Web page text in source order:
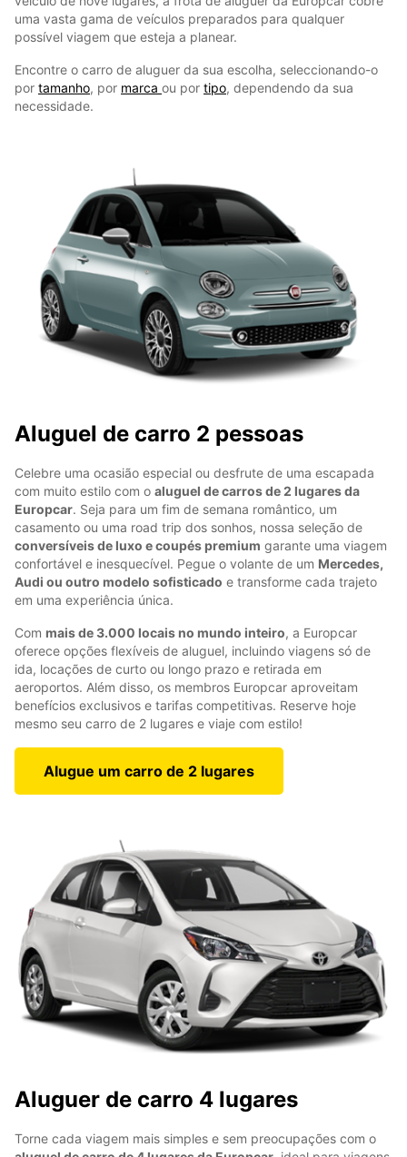
uma vasta gama de veículos preparados para qualquer
possível viagem que esteja a planear.
Encontre o carro de aluguer da sua escolha, seleccionando-o
por tamanho, por marca ou por tipo, dependendo da sua
necessidade.
Aluguel de carro 2 pessoas
Celebre uma ocasião especial ou desfrute de uma escapada
com muito estilo com o aluguel de carros de 2 lugares da
Europcar. Seja para um fim de semana romântico, um
casamento ou uma road trip dos sonhos, nossa seleção de
conversíveis de luxo e coupés premium garante uma viagem
confortável e inesquecível. Pegue o volante de um Mercedes,
Audi ou outro modelo sofisticado e transforme cada trajeto
em uma experiência única.
Com mais de 3.000 locais no mundo inteiro, a Europcar
oferece opções flexíveis de aluguel, incluindo viagens só de
ida, locações de curto ou longo prazo e retirada em
aeroportos. Além disso, os membros Europcar aproveitam
benefícios exclusivos e tarifas competitivas. Reserve hoje
mesmo seu carro de 2 lugares e viaje com estilo!
Alugue um carro de 2 lugares
Aluguer de carro 4 lugares
Torne cada viagem mais simples e sem preocupações com o